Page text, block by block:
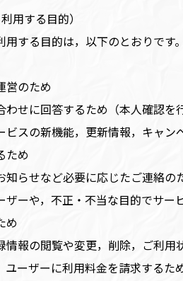
用する目的）
する目的は，以下のとおりです。
営のため
わせに回答するため（本人確認を
ビスの新機能，更新情報，キャ
ため
知らせなど必要に応じたご連絡の
ザーや，不正・不当な目的でサ
め
情報の閲覧や変更，削除，ご利用
ユーザーに利用料金を請求するた